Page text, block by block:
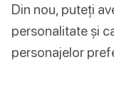
Din nou, puteți
personalitate și
personajelor